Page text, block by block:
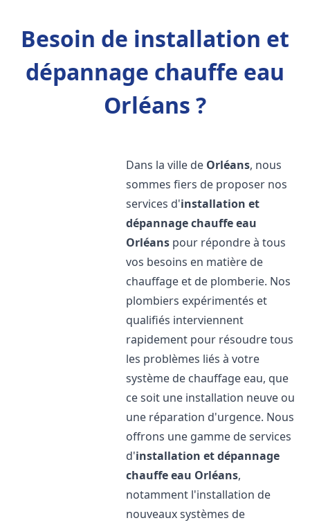
Besoin de installation et
dépannage chauffe eau
Orléans ?
Dans la ville de Orléans, nous
sommes fiers de proposer nos
services d'installation et
dépannage chauffe eau
Orléans pour répondre à tous
vos besoins en matière de
chauffage et de plomberie. Nos
plombiers expérimentés et
qualifiés interviennent
rapidement pour résoudre tous
les problèmes liés à votre
système de chauffage eau, que
ce soit une installation neuve ou
une réparation d'urgence. Nous
offrons une gamme de services
d'installation et dépannage
chauffe eau Orléans,
notamment l'installation de
nouveaux systèmes de